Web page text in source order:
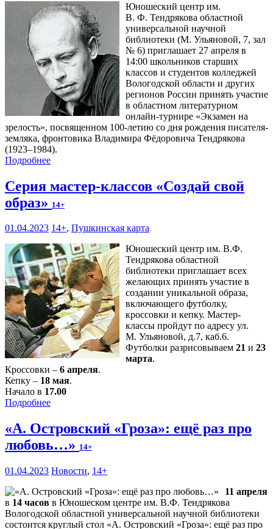
Юношеский центр им.
В. Ф. Тендрякова областной
универсальной научной
библиотеки (М. Ульяновой, 7, зал
№ 6) приглашает 27 апреля в
14:00 школьников старших
классов и студентов колледжей
Вологодской области и других
регионов России принять участие
в областном литературном
онлайн-турнире «Экзамен на
зрелость», посвященном 100-летию со дня рождения писателя-
земляка, фронтовика Владимира Фёдоровича Тендрякова
(1923–1984).
Подробнее
Серия мастер-классов «Создай свой
образ» 14+
01.04.2023 14+, Пушкинская карта
Юношеский центр им. В.Ф.
Тендрякова областной
библиотеки приглашает всех
желающих принять участие в
создании уникальной образа,
включающего футболку,
кроссовки и кепку. Мастер-
классы пройдут по адресу ул.
М. Ульяновой, д.7, каб.6.
Футболки разрисовываем 21 и 23
марта.
Кроссовки – 6 апреля.
Кепку – 18 мая.
Начало в 17.00
Подробнее
«А. Островский «Гроза»: ещё раз про
любовь…» 14+
01.04.2023 Новости, 14+
11 апреля
в 14 часов в Юношеском центре им. В.Ф. Тендрякова
Вологодской областной универсальной научной библиотеки
состоится круглый стол «А. Островский «Гроза»: ещё раз про